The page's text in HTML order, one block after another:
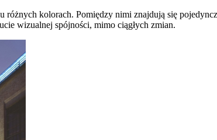
różnych kolorach. Pomiędzy nimi znajdują się
wizualnej spójności, mimo ciągłych zmian.